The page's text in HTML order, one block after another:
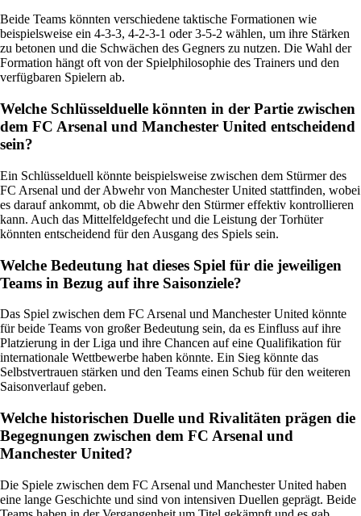
Beide Teams könnten verschiedene taktische Formationen wie
beispielsweise ein 4-3-3, 4-2-3-1 oder 3-5-2 wählen, um ihre Stärken
zu betonen und die Schwächen des Gegners zu nutzen. Die Wahl der
Formation hängt oft von der Spielphilosophie des Trainers und den
verfügbaren Spielern ab.
Welche Schlüsselduelle könnten in der Partie zwischen
dem FC Arsenal und Manchester United entscheidend
sein?
Ein Schlüsselduell könnte beispielsweise zwischen dem Stürmer des
FC Arsenal und der Abwehr von Manchester United stattfinden, wobei
es darauf ankommt, ob die Abwehr den Stürmer effektiv kontrollieren
kann. Auch das Mittelfeldgefecht und die Leistung der Torhüter
könnten entscheidend für den Ausgang des Spiels sein.
Welche Bedeutung hat dieses Spiel für die jeweiligen
Teams in Bezug auf ihre Saisonziele?
Das Spiel zwischen dem FC Arsenal und Manchester United könnte
für beide Teams von großer Bedeutung sein, da es Einfluss auf ihre
Platzierung in der Liga und ihre Chancen auf eine Qualifikation für
internationale Wettbewerbe haben könnte. Ein Sieg könnte das
Selbstvertrauen stärken und den Teams einen Schub für den weiteren
Saisonverlauf geben.
Welche historischen Duelle und Rivalitäten prägen die
Begegnungen zwischen dem FC Arsenal und
Manchester United?
Die Spiele zwischen dem FC Arsenal und Manchester United haben
eine lange Geschichte und sind von intensiven Duellen geprägt. Beide